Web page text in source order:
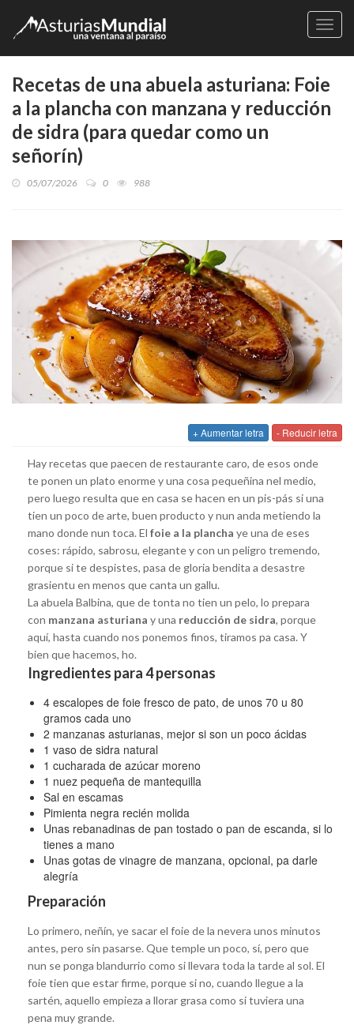
Recetas de una abuela asturiana: Foie
a la plancha con manzana y reducción
de sidra (para quedar como un
señorín)
05/07/2026 0 988
+ Aumentar letra - Reducir letra
Hay recetas que paecen de restaurante caro, de esos onde
te ponen un plato enorme y una cosa pequeñina nel medio,
pero luego resulta que en casa se hacen en un pis-pás si una
tien un poco de arte, buen producto y nun anda metiendo la
mano donde nun toca. El foie a la plancha ye una de eses
coses: rápido, sabrosu, elegante y con un peligro tremendo,
porque si te despistes, pasa de gloria bendita a desastre
grasientu en menos que canta un gallu.
La abuela Balbina, que de tonta no tien un pelo, lo prepara
con manzana asturiana y una reducción de sidra, porque
aquí, hasta cuando nos ponemos finos, tiramos pa casa. Y
bien que hacemos, ho.
Ingredientes para 4 personas
4 escalopes de foie fresco de pato, de unos 70 u 80
gramos cada uno
2 manzanas asturianas, mejor si son un poco ácidas
1 vaso de sidra natural
1 cucharada de azúcar moreno
1 nuez pequeña de mantequilla
Sal en escamas
Pimienta negra recién molida
Unas rebanadinas de pan tostado o pan de escanda, si lo
tienes a mano
Unas gotas de vinagre de manzana, opcional, pa darle
alegría
Preparación
Lo primero, neñín, ye sacar el foie de la nevera unos minutos
antes, pero sin pasarse. Que temple un poco, sí, pero que
nun se ponga blandurrio como si llevara toda la tarde al sol. El
foie tien que estar firme, porque si no, cuando llegue a la
sartén, aquello empieza a llorar grasa como si tuviera una
pena muy grande.